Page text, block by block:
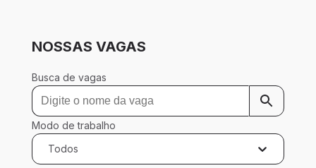
NOSSAS VAGAS
Busca de vagas
Modo de trabalho
Todos